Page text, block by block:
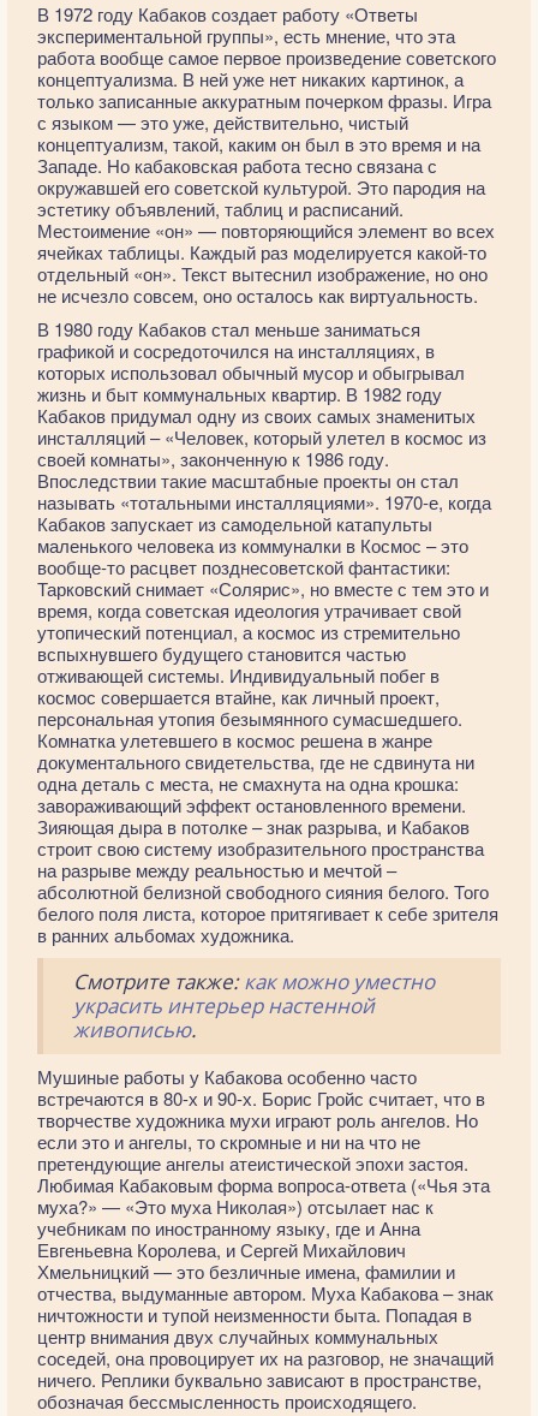
В 1972 году Кабаков создает работу «Ответы
экспериментальной группы», есть мнение, что эта
работа вообще самое первое произведение советского
концептуализма. В ней уже нет никаких картинок, а
только записанные аккуратным почерком фразы. Игра
с языком — это уже, действительно, чистый
концептуализм, такой, каким он был в это время и на
Западе. Но кабаковская работа тесно связана с
окружавшей его советской культурой. Это пародия на
эстетику объявлений, таблиц и расписаний.
Местоимение «он» — повторяющийся элемент во всех
ячейках таблицы. Каждый раз моделируется какой-то
отдельный «он». Текст вытеснил изображение, но оно
не исчезло совсем, оно осталось как виртуальность.
В 1980 году Кабаков стал меньше заниматься
графикой и сосредоточился на инсталляциях, в
которых использовал обычный мусор и обыгрывал
жизнь и быт коммунальных квартир. В 1982 году
Кабаков придумал одну из своих самых знаменитых
инсталляций – «Человек, который улетел в космос из
своей комнаты», законченную к 1986 году.
Впоследствии такие масштабные проекты он стал
называть «тотальными инсталляциями». 1970-е, когда
Кабаков запускает из самодельной катапульты
маленького человека из коммуналки в Космос – это
вообще-то расцвет позднесоветской фантастики:
Тарковский снимает «Солярис», но вместе с тем это и
время, когда советская идеология утрачивает свой
утопический потенциал, а космос из стремительно
вспыхнувшего будущего становится частью
отживающей системы. Индивидуальный побег в
космос совершается втайне, как личный проект,
персональная утопия безымянного сумасшедшего.
Комнатка улетевшего в космос решена в жанре
документального свидетельства, где не сдвинута ни
одна деталь с места, не смахнута на одна крошка:
завораживающий эффект остановленного времени.
Зияющая дыра в потолке – знак разрыва, и Кабаков
строит свою систему изобразительного пространства
на разрыве между реальностью и мечтой –
абсолютной белизной свободного сияния белого. Того
белого поля листа, которое притягивает к себе зрителя
в ранних альбомах художника.
Смотрите также:как можно уместно
украсить интерьер настенной
живописью.
Мушиные работы у Кабакова особенно часто
встречаются в 80-х и 90-х. Борис Гройс считает, что в
творчестве художника мухи играют роль ангелов. Но
если это и ангелы, то скромные и ни на что не
претендующие ангелы атеистической эпохи застоя.
Любимая Кабаковым форма вопроса-ответа («Чья эта
муха?» — «Это муха Николая») отсылает нас к
учебникам по иностранному языку, где и Анна
Евгеньевна Королева, и Сергей Михайлович
Хмельницкий — это безличные имена, фамилии и
отчества, выдуманные автором. Муха Кабакова – знак
ничтожности и тупой неизменности быта. Попадая в
центр внимания двух случайных коммунальных
соседей, она провоцирует их на разговор, не значащий
ничего. Реплики буквально зависают в пространстве,
обозначая бессмысленность происходящего.